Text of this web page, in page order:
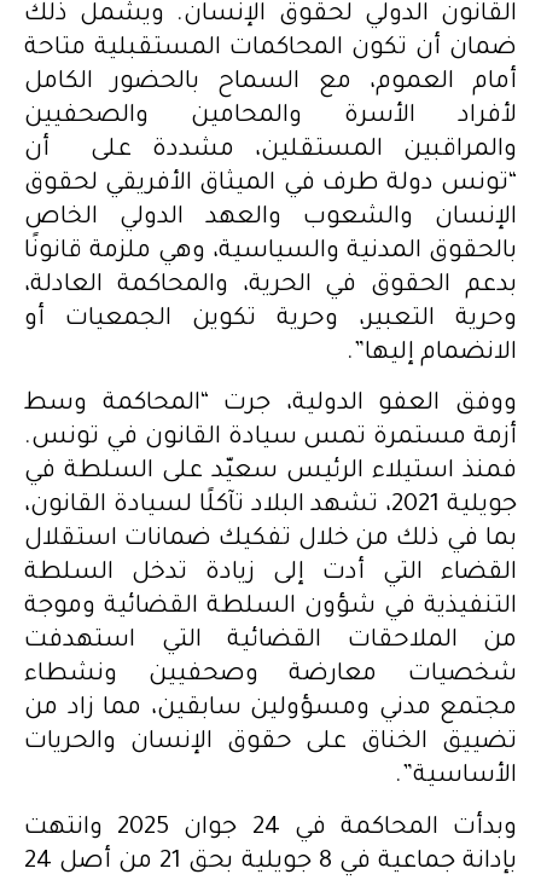
القانون الدولي لحقوق الإنسان. ويشمل ذلك
ضمان أن تكون المحاكمات المستقبلية متاحة
أمام العموم، مع السماح بالحضور الكامل
لأفراد الأسرة والمحامين والصحفيين
والمراقبين المستقلين، مشددة على أن
“تونس دولة طرف في الميثاق الأفريقي لحقوق
الإنسان والشعوب والعهد الدولي الخاص
بالحقوق المدنية والسياسية، وهي ملزمة قانونًا
بدعم الحقوق في الحرية، والمحاكمة العادلة،
وحرية التعبير، وحرية تكوين الجمعيات أو
الانضمام إليها”.
ووفق العفو الدولية، جرت “المحاكمة وسط
أزمة مستمرة تمس سيادة القانون في تونس.
فمنذ استيلاء الرئيس سعيّد على السلطة في
جويلية 2021، تشهد البلاد تآكلًا لسيادة القانون،
بما في ذلك من خلال تفكيك ضمانات استقلال
القضاء التي أدت إلى زيادة تدخل السلطة
التنفيذية في شؤون السلطة القضائية وموجة
من الملاحقات القضائية التي استهدفت
شخصيات معارضة وصحفيين ونشطاء
مجتمع مدني ومسؤولين سابقين، مما زاد من
تضييق الخناق على حقوق الإنسان والحريات
الأساسية”.
وبدأت المحاكمة في 24 جوان 2025 وانتهت
بإدانة جماعية في 8 جويلية بحق 21 من أصل 24